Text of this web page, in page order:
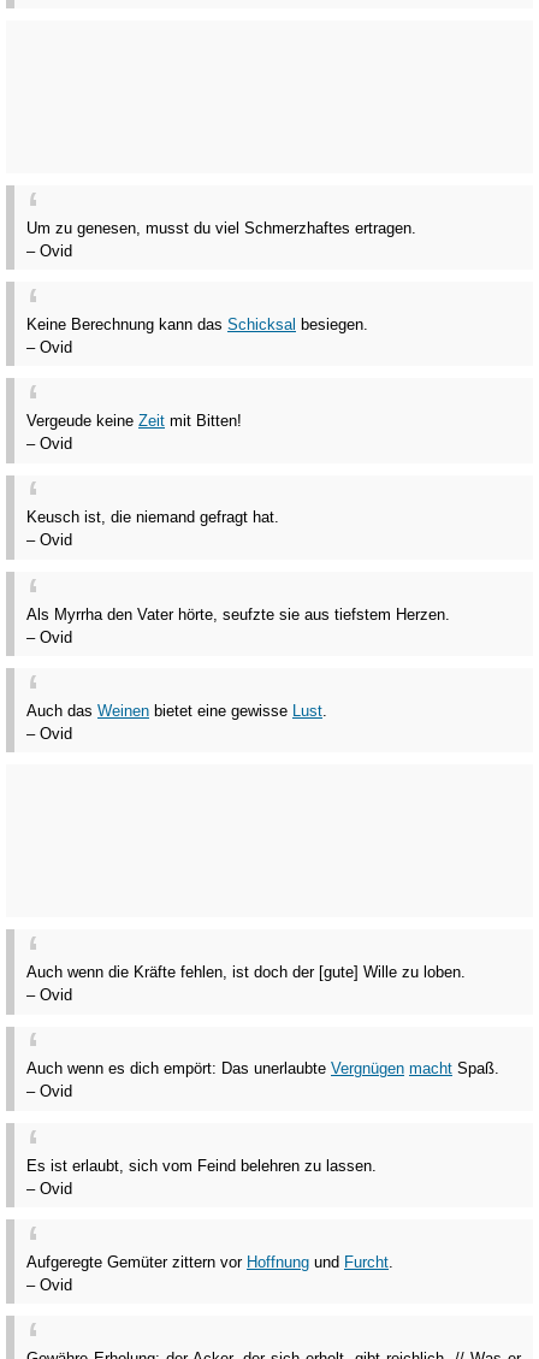
Um zu genesen, musst du viel Schmerzhaftes ertragen.
– Ovid
Keine Berechnung kann das Schicksal besiegen.
– Ovid
Vergeude keine Zeit mit Bitten!
– Ovid
Keusch ist, die niemand gefragt hat.
– Ovid
Als Myrrha den Vater hörte, seufzte sie aus tiefstem Herzen.
– Ovid
Auch das Weinen bietet eine gewisse Lust
– Ovid
Auch wenn die Kräfte fehlen, ist doch der [gute] Wille zu loben.
– Ovid
Auch wenn es dich empört: Das unerlaubte Vergnügen macht Spaß.
– Ovid
Es ist erlaubt, sich vom Feind belehren zu lassen.
– Ovid
Aufgeregte Gemüter zittern vor Hoffnung und Furcht
– Ovid